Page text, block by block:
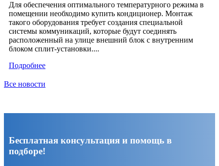
Для обеспечения оптимального температурного режима в
помещении необходимо купить кондиционер. Монтаж
такого оборудования требует создания специальной
системы коммуникаций, которые будут соединять
расположенный на улице внешний блок с внутренним
блоком сплит-установки....
Подробнее
Все новости
Бесплатная консультация и помощь в
подборе!